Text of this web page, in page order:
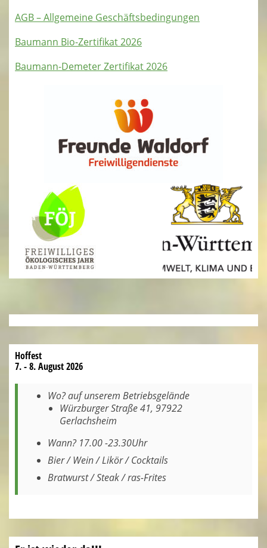
AGB – Allgemeine Geschäftsbedingungen
Baumann Bio-Zertifikat 2026
Baumann-Demeter Zertifikat 2026
Hoffest
7. - 8. August 2026
Wo? auf unserem Betriebsgelände
Würzburger Straße 41, 97922
Gerlachsheim
Wann? 17.00 -23.30Uhr
Bier / Wein / Likör / Cocktails
Bratwurst / Steak / ras-Frites